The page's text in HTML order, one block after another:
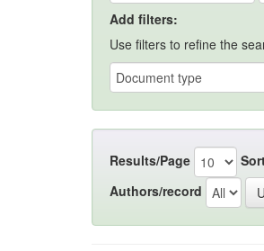
Add filters:
Use filters to refine the
Results/Page
Authors/record